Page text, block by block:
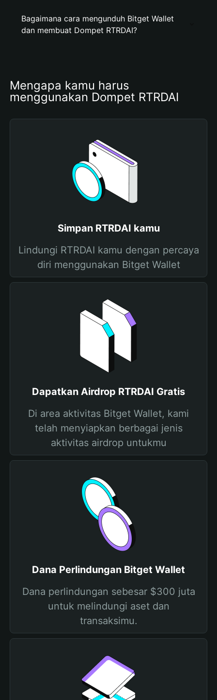
Bagaimana cara mengunduh Bitget Wallet
dan membuat Dompet RTRDAI?
Mengapa kamu harus
menggunakan Dompet RTRDAI
Simpan RTRDAI kamu
Lindungi RTRDAI kamu dengan percaya
diri menggunakan Bitget Wallet
Dapatkan Airdrop RTRDAI Gratis
Di area aktivitas Bitget Wallet, kami
telah menyiapkan berbagai jenis
aktivitas airdrop untukmu
Dana Perlindungan Bitget Wallet
Dana perlindungan sebesar $300 juta
untuk melindungi aset dan
transaksimu.